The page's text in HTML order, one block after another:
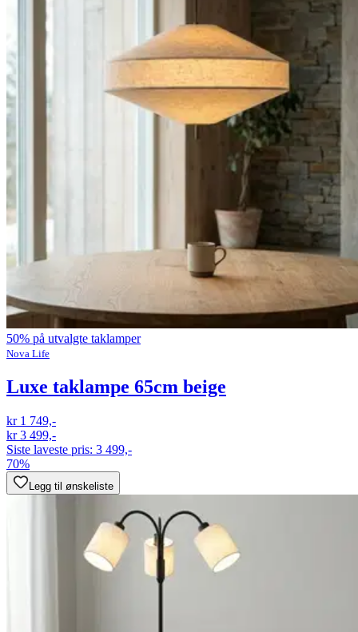
50% på utvalgte taklamper
Nova Life
Luxe taklampe 65cm beige
kr 1 749,-
kr 3 499,-
Siste laveste pris: 3 499,-
70%
Legg til ønskeliste